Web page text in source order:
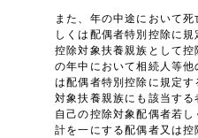
また、年の中途において
しくは配偶者特別控除に
控除対象扶養親族として
の年中において相続人等他
は配偶者特別控除に規定
対象扶養親族にも該当す
自己の控除対象配偶者若
計を一にする配偶者又は